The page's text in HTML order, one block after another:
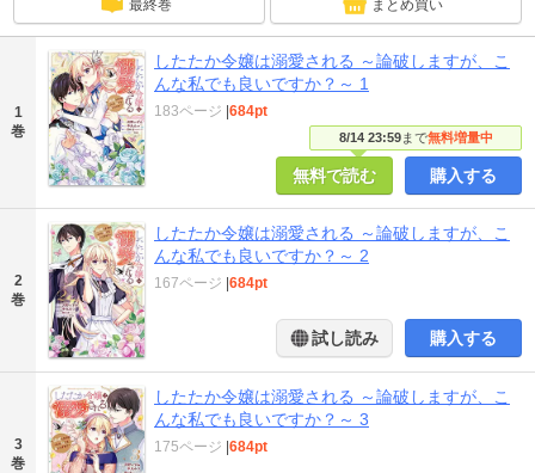
最終巻 まとめ買い
1
巻
したたか令嬢は溺愛される ～論破しますが、こ
んな私でも良いですか？～ 1
8/14 23:59まで無料増量中
183ページ |684pt
無料で読む 購入する
2
巻
したたか令嬢は溺愛される ～論破しますが、こ
んな私でも良いですか？～ 2
167ページ |684pt
試し読み 購入する
3
巻
したたか令嬢は溺愛される ～論破しますが、こ
んな私でも良いですか？～ 3
175ページ |684pt